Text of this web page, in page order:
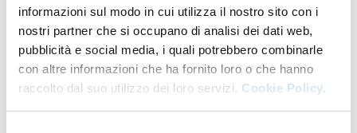
informazioni sul modo in cui utilizza il nostro sito con i
nostri partner che si occupano di analisi dei dati web,
pubblicità e social media, i quali potrebbero combinarle
con altre informazioni che ha fornito loro o che hanno
raccolto dal suo utilizzo dei loro servizi. Cookie Policy.
- Ridotto Università di Parma e Liceo Toschi: 6 euro